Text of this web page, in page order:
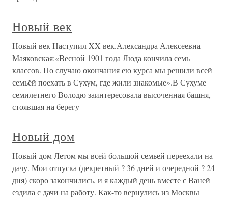
Новый век
Новый век Наступил XX век.Александра Алексеевна
Маяковская:«Весной 1901 года Люда кончила семь
классов. По случаю окончания ею курса мы решили всей
семьёй поехать в Сухум, где жили знакомые».В Сухуме
семилетнего Володю заинтересовала высоченная башня,
стоявшая на берегу
Новый дом
Новый дом Летом мы всей большой семьей переехали на
дачу. Мои отпуска (декретный ? 36 дней и очередной ? 24
дня) скоро закончились, и я каждый день вместе с Ваней
ездила с дачи на работу. Как-то вернулись из Москвы